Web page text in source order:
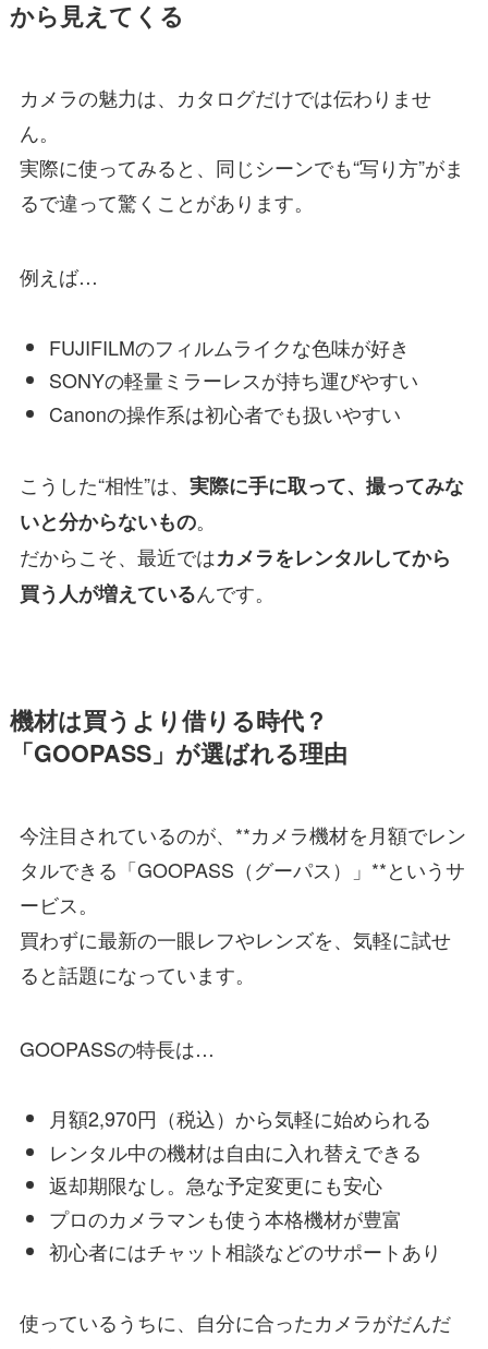
から見えてくる
カメラの魅力は、カタログだけでは伝わりませ
ん。
実際に使ってみると、同じシーンでも“写り方”がま
るで違って驚くことがあります。
例えば…
FUJIFILMのフィルムライクな色味が好き
SONYの軽量ミラーレスが持ち運びやすい
Canonの操作系は初心者でも扱いやすい
こうした“相性”は、 実際に手に取って、撮ってみな
いと分からないもの。
だからこそ、最近ではカメラをレンタルしてから
買う人が増えているんです。
機材は買うより借りる時代？
「GOOPASS」が選ばれる理由
今注目されているのが、**カメラ機材を月額でレン
タルできる「GOOPASS（グーパス）」**というサ
ービス。
買わずに最新の一眼レフやレンズを、気軽に試せ
ると話題になっています。
GOOPASSの特長は…
月額2,970円（税込）から気軽に始められる
レンタル中の機材は自由に入れ替えできる
返却期限なし。急な予定変更にも安心
プロのカメラマンも使う本格機材が豊富
初心者にはチャット相談などのサポートあり
使っているうちに、自分に合ったカメラがだんだ